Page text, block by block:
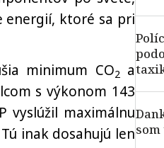
energií, ktoré sa pri
minimum CO2
a
s výkonom 143
vyslúžil maximálnu
inak dosahujú len